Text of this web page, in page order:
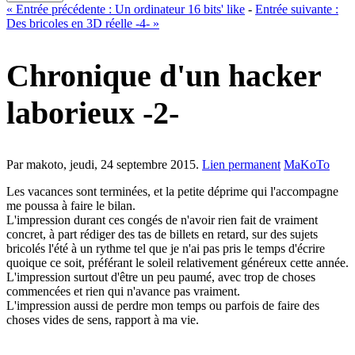
« Entrée précédente : Un ordinateur 16 bits' like - Entrée suivante :
Des bricoles en 3D réelle -4- »
Chronique d'un hacker
laborieux -2-
Par makoto, jeudi, 24 septembre 2015. Lien permanent MaKoTo
Les vacances sont terminées, et la petite déprime qui l'accompagne
me poussa à faire le bilan.
L'impression durant ces congés de n'avoir rien fait de vraiment
concret, à part rédiger des tas de billets en retard, sur des sujets
bricolés l'été à un rythme tel que je n'ai pas pris le temps d'écrire
quoique ce soit, préférant le soleil relativement généreux cette année.
L'impression surtout d'être un peu paumé, avec trop de choses
commencées et rien qui n'avance pas vraiment.
L'impression aussi de perdre mon temps ou parfois de faire des
choses vides de sens, rapport à ma vie.